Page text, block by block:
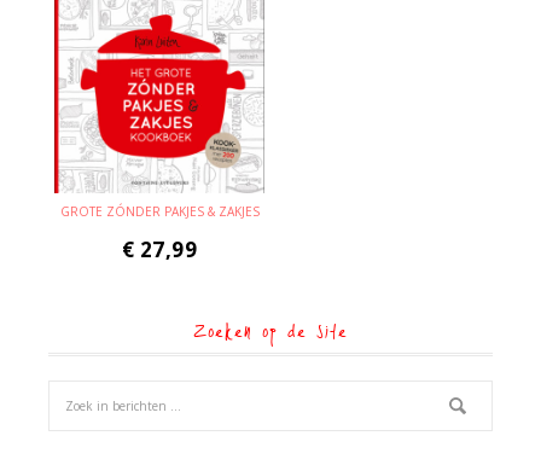
GROTE ZÓNDER PAKJES & ZAKJES
€ 27,99
Zoeken op de site